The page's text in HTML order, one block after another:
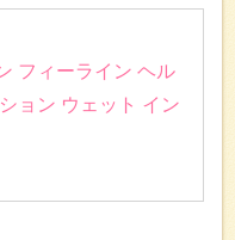
フィーライン ヘル
ョン ウェット イン